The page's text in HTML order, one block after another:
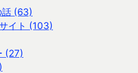
話 (63)
イト (103)
(27)